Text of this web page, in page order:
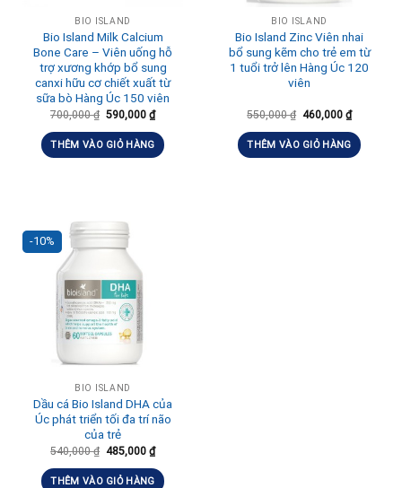
BIO ISLAND
Bio Island Milk Calcium
Bone Care – Viên uống hỗ
trợ xương khớp bổ sung
canxi hữu cơ chiết xuất từ
sữa bò Hàng Úc 150 viên
700,000₫ 590,000 ₫
THÊM VÀO GIỎ HÀNG
BIO ISLAND
Bio Island Zinc Viên nhai
bổ sung kẽm cho trẻ em từ
1 tuổi trở lên Hàng Úc 120
viên
550,000₫ 460,000 ₫
THÊM VÀO GIỎ HÀNG
-10%
BIO ISLAND
Dầu cá Bio Island DHA của
Úc phát triển tối đa trí não
của trẻ
540,000₫ 485,000 ₫
THÊM VÀO GIỎ HÀNG